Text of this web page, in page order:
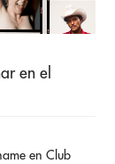
en el
en Club